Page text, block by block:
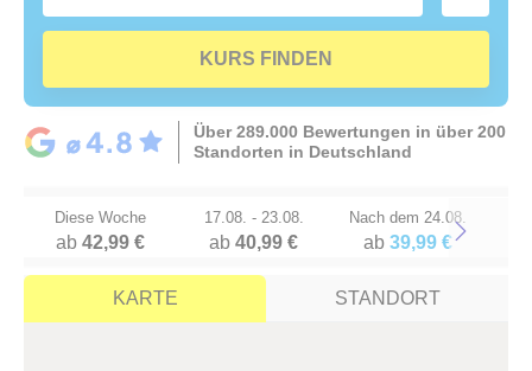
KURS FINDEN
Über 289.000 Bewertungen in über 200
Standorten in Deutschland
Diese Woche
ab42,99 €
17.08. - 23.08.
ab40,99 €
Nach dem 24.08.
ab 39,99 €Next
KARTE STANDORT